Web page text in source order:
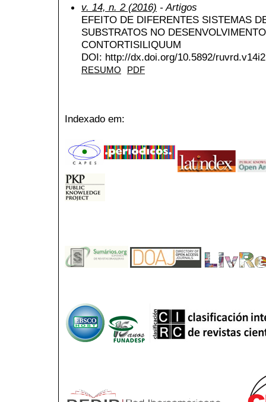
v. 14, n. 2 (2016) - Artigos
EFEITO DE DIFERENTES SISTEMAS
SUBSTRATOS NO
CONTORTISILIQUUM
DOI: http://dx.doi.org/10.5892/
RESUMO PDF
Indexado em: